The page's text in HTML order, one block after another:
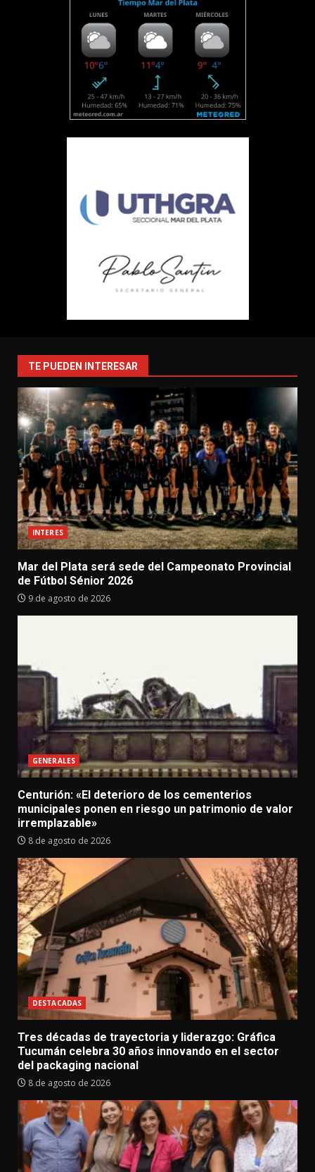
TE PUEDEN INTERESAR
INTERES
Mar del Plata será sede del Campeonato Provincial
de Fútbol Sénior 2026
9 de agosto de 2026
GENERALES
Centurión: «El deterioro de los cementerios
municipales ponen en riesgo un patrimonio de valor
irremplazable»
8 de agosto de 2026
DESTACADAS
Tres décadas de trayectoria y liderazgo: Gráfica
Tucumán celebra 30 años innovando en el sector
del packaging nacional
8 de agosto de 2026